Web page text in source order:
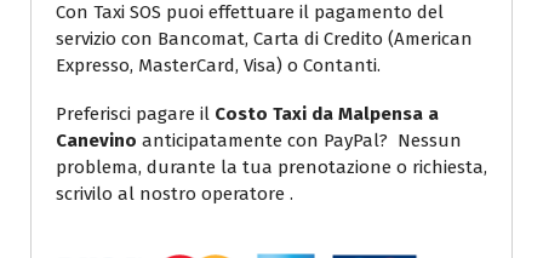
Con Taxi SOS puoi effettuare il pagamento del
servizio con Bancomat, Carta di Credito (American
Expresso, MasterCard, Visa) o Contanti.
Preferisci pagare il Costo Taxi da Malpensa a
Canevino anticipatamente con PayPal? Nessun
problema, durante la tua prenotazione o richiesta,
scrivilo al nostro operatore .